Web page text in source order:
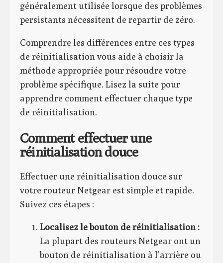
généralement utilisée lorsque des problèmes
persistants nécessitent de repartir de zéro.
Comprendre les différences entre ces types
de réinitialisation vous aide à choisir la
méthode appropriée pour résoudre votre
problème spécifique. Lisez la suite pour
apprendre comment effectuer chaque type
de réinitialisation.
Comment effectuer une
réinitialisation douce
Effectuer une réinitialisation douce sur
votre routeur Netgear est simple et rapide.
Suivez ces étapes :
Localisez le bouton de réinitialisation :
La plupart des routeurs Netgear ont un
bouton de réinitialisation à l’arrière ou